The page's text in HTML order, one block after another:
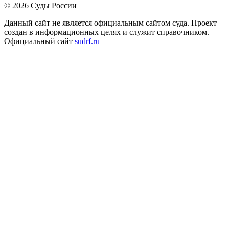
© 2026 Суды России
Данный сайт не является официальным сайтом суда. Проект
создан в информационных целях и служит справочником.
Официальный сайт sudrf.ru